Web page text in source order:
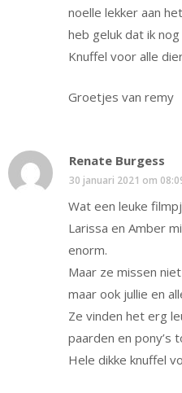
noelle lekker aan
heb geluk dat ik
Knuffel voor alle
Groetjes van remy
Renate Burgess
30 januari 2021 om
Wat een leuke
Larissa en Amber
enorm.
Maar ze missen
maar ook jullie en
Ze vinden het erg
paarden en pony’s
Hele dikke knuffel